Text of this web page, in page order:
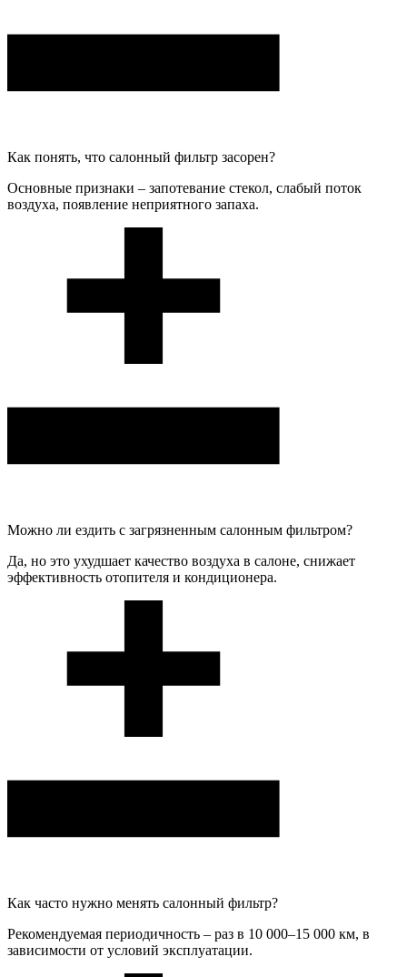
Как понять, что салонный фильтр засорен?
Основные признаки – запотевание стекол, слабый поток
воздуха, появление неприятного запаха.
Можно ли ездить с загрязненным салонным фильтром?
Да, но это ухудшает качество воздуха в салоне, снижает
эффективность отопителя и кондиционера.
Как часто нужно менять салонный фильтр?
Рекомендуемая периодичность – раз в 10 000–15 000 км, в
зависимости от условий эксплуатации.